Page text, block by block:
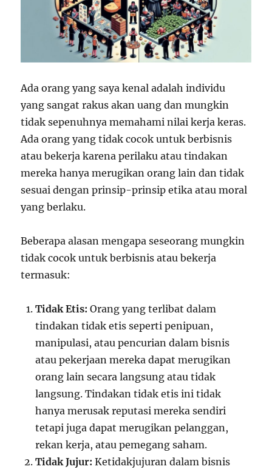
Ada orang yang saya kenal adalah individu
yang sangat rakus akan uang dan mungkin
tidak sepenuhnya memahami nilai kerja keras.
Ada orang yang tidak cocok untuk berbisnis
atau bekerja karena perilaku atau tindakan
mereka hanya merugikan orang lain dan tidak
sesuai dengan prinsip-prinsip etika atau moral
yang berlaku.
Beberapa alasan mengapa seseorang mungkin
tidak cocok untuk berbisnis atau bekerja
termasuk:
Tidak Etis: Orang yang terlibat dalam
tindakan tidak etis seperti penipuan,
manipulasi, atau pencurian dalam bisnis
atau pekerjaan mereka dapat merugikan
orang lain secara langsung atau tidak
langsung. Tindakan tidak etis ini tidak
hanya merusak reputasi mereka sendiri
tetapi juga dapat merugikan pelanggan,
rekan kerja, atau pemegang saham.
Tidak Jujur: Ketidakjujuran dalam bisnis